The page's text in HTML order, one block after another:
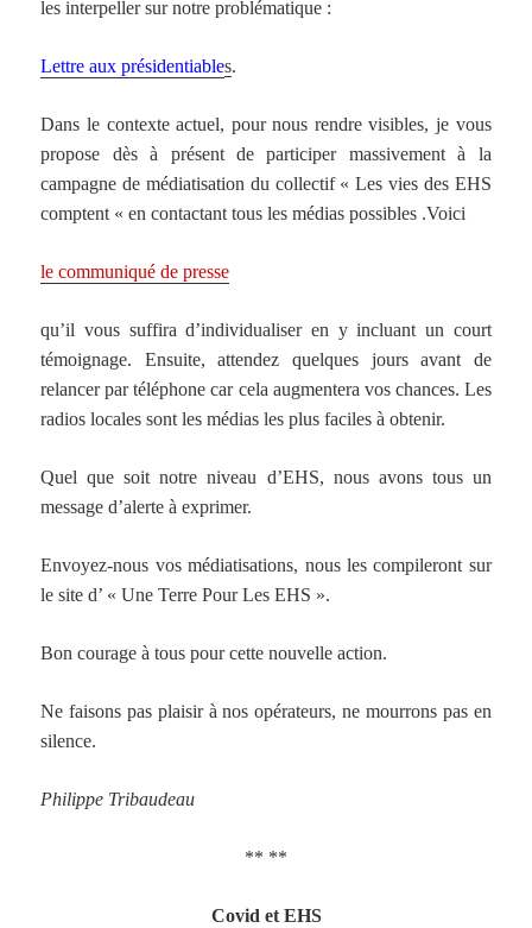
les interpeller sur notre problématique :
Lettre aux présidentiables.
Dans le contexte actuel, pour nous rendre visibles, je vous
propose dès à présent de participer massivement à la
campagne de médiatisation du collectif « Les vies des EHS
comptent « en contactant tous les médias possibles .Voici
le communiqué de presse
qu’il vous suffira d’individualiser en y incluant un court
témoignage. Ensuite, attendez quelques jours avant de
relancer par téléphone car cela augmentera vos chances. Les
radios locales sont les médias les plus faciles à obtenir.
Quel que soit notre niveau d’EHS, nous avons tous un
message d’alerte à exprimer.
Envoyez-nous vos médiatisations, nous les compileront sur
le site d’ « Une Terre Pour Les EHS ».
Bon courage à tous pour cette nouvelle action.
Ne faisons pas plaisir à nos opérateurs, ne mourrons pas en
silence.
Philippe Tribaudeau
** **
Covid et EHS